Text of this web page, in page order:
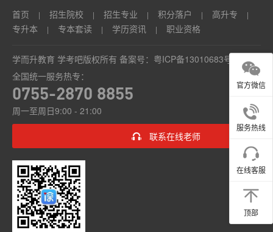
首页 | 招生院校 | 招生专业 | 积分落户 | 高升专 |
专升本 | 专本套读 | 学历资讯 | 职业资格
学而升教育 学考吧版权所有 备案号： 粤ICP备13010683号
全国统一服务热专：
0755-2870 8855
周一至周日9:00 - 21:00
联系在线老师
官方微信
服务热线
在线客服
顶部